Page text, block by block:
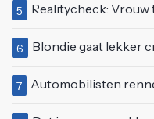
5 Realitycheck: Vrouw
6 Blondie gaat lekker
7 Automobilisten rennen op